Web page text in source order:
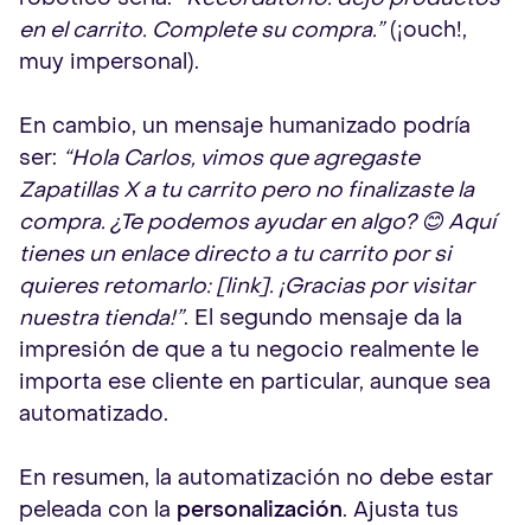
en el carrito. Complete su compra.”(¡ouch!,
muy impersonal).
En cambio, un mensaje humanizado podría
ser: “Hola Carlos, vimos que agregaste
Zapatillas X a tu carrito pero no finalizaste la
compra. ¿Te podemos ayudar en algo? 😊 Aquí
tienes un enlace directo a tu carrito por si
quieres retomarlo: [link]. ¡Gracias por visitar
nuestra tienda!”. El segundo mensaje da la
impresión de que a tu negocio realmente le
importa ese cliente en particular, aunque sea
automatizado.
En resumen, la automatización no debe estar
peleada con la personalización. Ajusta tus